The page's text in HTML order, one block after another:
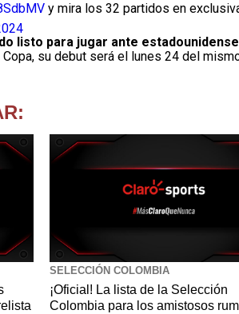
y mira los 32 partidos en
listo para jugar ante
Copa, su debut será el lunes 24 del
SELECCIÓN COLOMBIA
¡Oficial! La lista de la Selección
Colombia para los amistosos